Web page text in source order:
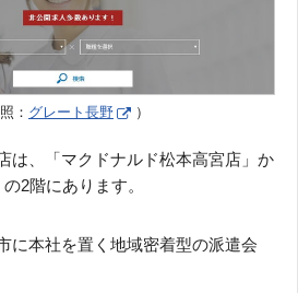
： グレート長野 ）
は、「マクドナルド松本高宮店」か
2階にあります。
に本社を置く地域密着型の派遣会